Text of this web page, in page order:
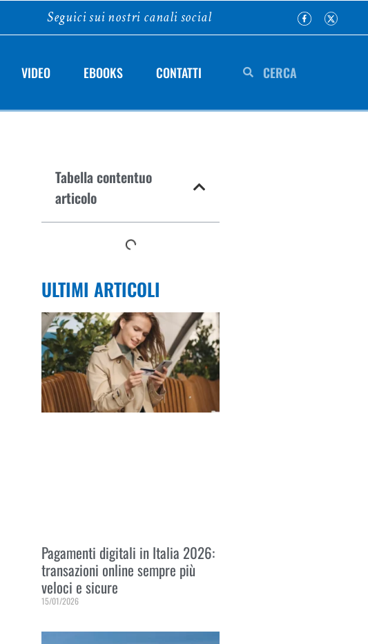
Seguici sui nostri canali social
VIDEO EBOOKS CONTATTI
Tabella contentuo
articolo
ULTIMI ARTICOLI
Pagamenti digitali in Italia 2026:
transazioni online sempre più
veloci e sicure
15/01/2026